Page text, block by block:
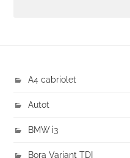
A4 cabriolet
Autot
BMW i3
Bora Variant TDI